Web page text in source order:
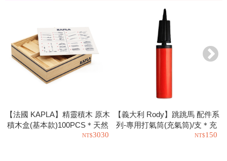
【法國 KAPLA】精靈積木 原木
積木盒(基本款)100PCS＊天然
松木益智操作幼教積木3030
【義大利 Rody】跳跳馬 配件系
列-專用打氣筒(充氣筒)/支＊充
氣工具.充氣球.玩具也可以使用
150